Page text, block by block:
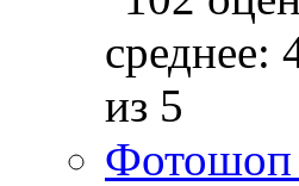
Фотошоп